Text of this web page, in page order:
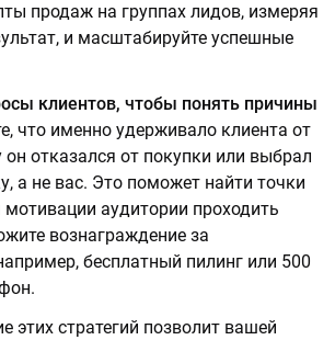
продаж на группах лидов, измеряя
и масштабируйте успешные
клиентов, чтобы понять причины
что именно удерживало клиента от
он отказался от покупки или выбрал
а не вас. Это поможет найти точки
аудитории проходить
вознаграждение за
бесплатный пилинг или 500
этих стратегий позволит вашей